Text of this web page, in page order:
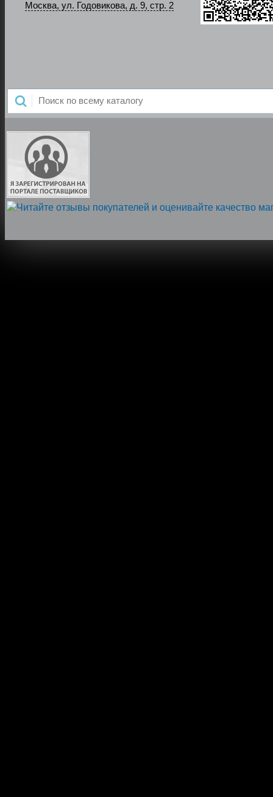
Москва, ул. Годовикова, д. 9, стр. 2